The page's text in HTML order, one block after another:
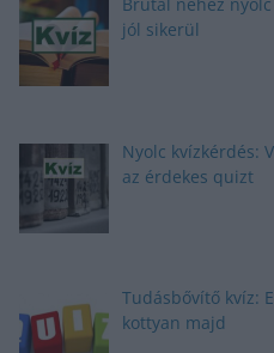
jól sikerül
Nyolc kvízkérdés:
az érdekes quizt
Tudásbővítő kvíz:
kottyan majd